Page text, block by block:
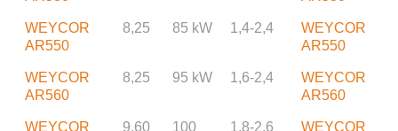
WEYCOR
AR550
8,25 85 kW 1,4-2,4
WEYCOR
AR550
WEYCOR
AR560
8,25 95 kW 1,6-2,4
WEYCOR
AR560
WEYCOR
9,60
100
1,8-2,6
WEYCOR